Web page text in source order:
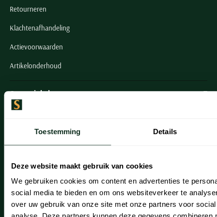
Toestemming Details
Deze website maakt gebruik van cookies
We gebruiken cookies om content en advertenties te
social media te bieden en om ons websiteverkeer te
over uw gebruik van onze site met onze partners voor
Retourneren
Klachtenafhandeling
Actievoorwaarden
Artikelonderhoud
Onze winkels
Heemstede
Leiderdorp
Lisse
Noordwijk